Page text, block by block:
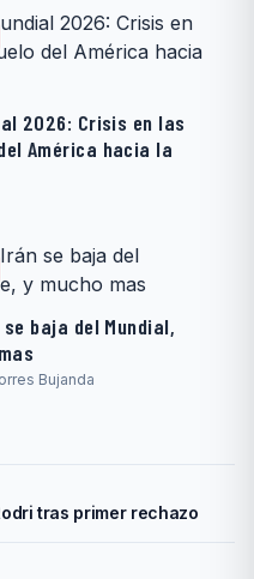
2026: Crisis en las
América hacia la
baja del Mundial,
Bujanda
tras primer rechazo